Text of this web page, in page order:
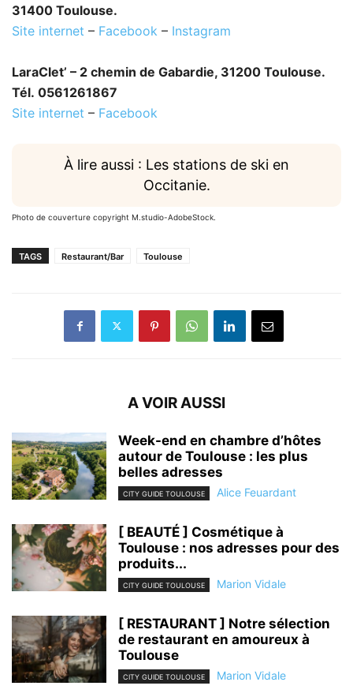
31400 Toulouse.
Site internet – Facebook – Instagram
LaraClet’ – 2 chemin de Gabardie, 31200 Toulouse.
Tél. 0561261867
Site internet – Facebook
À lire aussi : Les stations de ski en
Occitanie.
Photo de couverture copyright M.studio-AdobeStock.
TAGS Restaurant/Bar Toulouse
A VOIR AUSSI
Week-end en chambre d’hôtes
autour de Toulouse : les plus
belles adresses
CITY GUIDE TOULOUSE Alice Feuardant
[ BEAUTÉ ] Cosmétique à
Toulouse : nos adresses pour des
produits...
CITY GUIDE TOULOUSE Marion Vidale
[ RESTAURANT ] Notre sélection
de restaurant en amoureux à
Toulouse
CITY GUIDE TOULOUSE Marion Vidale